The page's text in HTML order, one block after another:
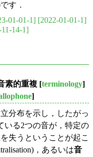
す．
01-01-1] [2022-01-01-1]
14-1]
素的重複 [terminology]
]
分布を示し，したがっ
いる2つの音が，特定の
失うということが起こ
，あるいは音